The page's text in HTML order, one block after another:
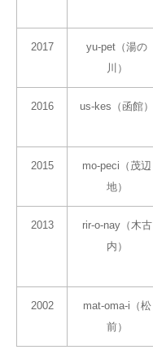
2017
yu-pet（湯の
川）
2016 us-kes（函館）
2015
mo-peci（茂辺
地）
2013
rir-o-nay（木古
内）
2002
mat-oma-i（松
前）